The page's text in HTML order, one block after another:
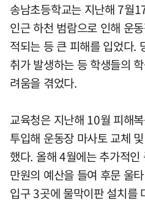
송남초등학교는 지난해 7월
인근 하천 범람으로 인해 운
적되는 등 큰 피해를 입었다.
취가 발생하는 등 학생들의
려움을 겪었다.
교육청은 지난해 10월 피해
투입해 운동장 마사토 교체
했다. 올해 4월에는 추가적
만원의 예산을 들여 후문 울
입구 3곳에 물막이판 설치를